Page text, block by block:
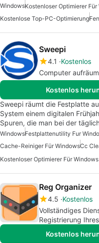
WindowsKostenloser Optimierer Für
Kostenlose Top-PC-Optimierung
Sweepi
4.1
Kostenlos
Computer
Kostenlos
Sweepi räumt die Festplatte
System einem digitalen
Spuren, die man bei der
WindowsFestplattenutility Fur
Cache-Reiniger Für WindowsCc
Kostenloser Optimierer Für Windows
Reg Organizer
4.5 Kostenlos
Vollständiges
Registrierung
Kostenlos